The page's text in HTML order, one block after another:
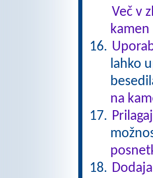
Več v
kamen
lahko
na